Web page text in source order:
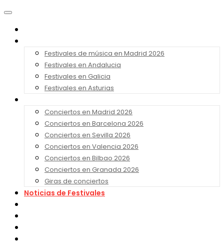
Festivales de música en Madrid 2026
Festivales en Andalucia
Festivales en Galicia
Festivales en Asturias
Conciertos en Madrid 2026
Conciertos en Barcelona 2026
Conciertos en Sevilla 2026
Conciertos en Valencia 2026
Conciertos en Bilbao 2026
Conciertos en Granada 2026
Giras de conciertos
Noticias de Festivales